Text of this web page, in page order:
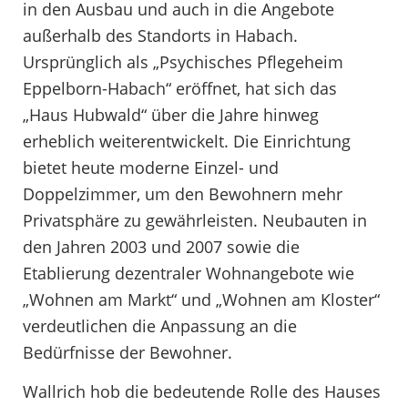
in den Ausbau und auch in die Angebote
außerhalb des Standorts in Habach.
Ursprünglich als „Psychisches Pflegeheim
Eppelborn-Habach“ eröffnet, hat sich das
„Haus Hubwald“ über die Jahre hinweg
erheblich weiterentwickelt. Die Einrichtung
bietet heute moderne Einzel- und
Doppelzimmer, um den Bewohnern mehr
Privatsphäre zu gewährleisten. Neubauten in
den Jahren 2003 und 2007 sowie die
Etablierung dezentraler Wohnangebote wie
„Wohnen am Markt“ und „Wohnen am Kloster“
verdeutlichen die Anpassung an die
Bedürfnisse der Bewohner.
Wallrich hob die bedeutende Rolle des Hauses